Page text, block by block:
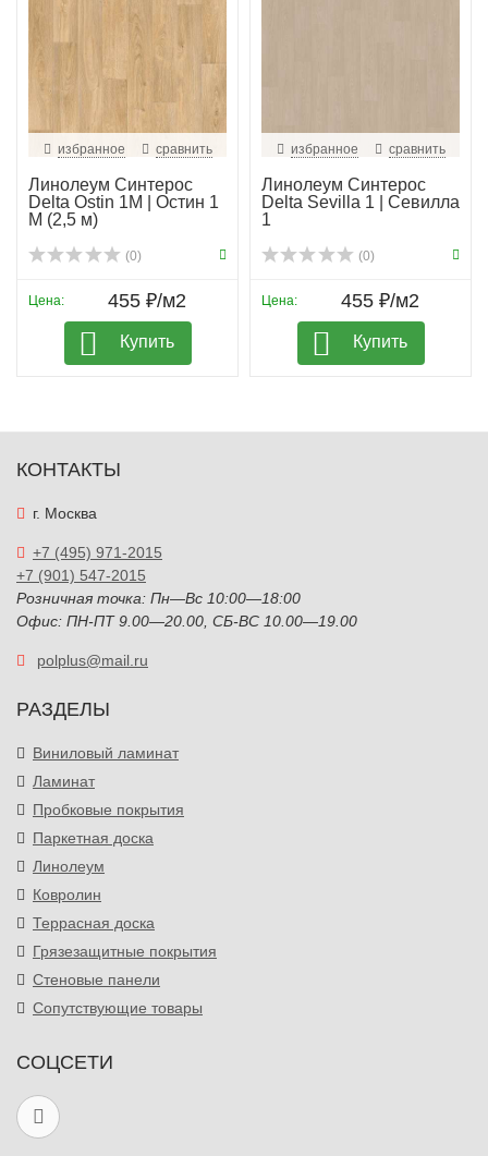
избранное сравнить
Линолеум Синтерос
Delta Ostin 1M | Остин 1
М (2,5 м)
(0)
Цена: 455 ₽/м2
Купить
избранное сравнить
Линолеум Синтерос
Delta Sevilla 1 | Севилла
1
(0)
Цена: 455 ₽/м2
Купить
КОНТАКТЫ
г. Москва
+7 (495) 971-2015
+7 (901) 547-2015
Розничная точка: Пн—Вс 10:00—18:00
Офис: ПН-ПТ 9.00—20.00, СБ-ВС 10.00—19.00
polplus@mail.ru
РАЗДЕЛЫ
Виниловый ламинат
Ламинат
Пробковые покрытия
Паркетная доска
Линолеум
Ковролин
Террасная доска
Грязезащитные покрытия
Стеновые панели
Сопутствующие товары
СОЦСЕТИ